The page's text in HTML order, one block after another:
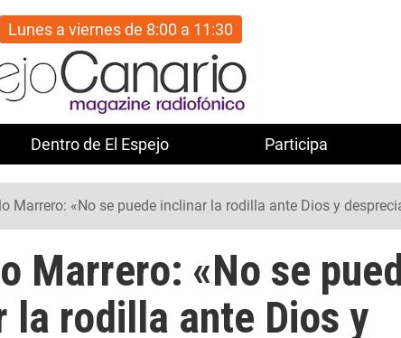
Dentro de El Espejo Participa
Lunes a viernes de 8:00 a 11:30
Marrero: «No se puede inclinar la rodilla ante Dios y
Marrero: «No se
la rodilla ante Dios y